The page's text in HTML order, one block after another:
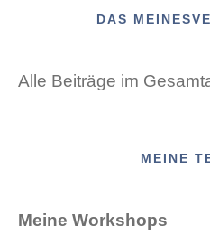
DAS
Alle Beiträge im
MEINE
Meine Workshops